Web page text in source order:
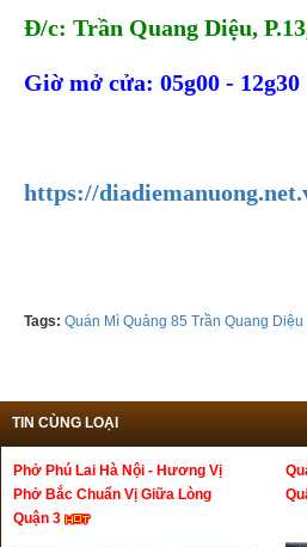
Đ/c: Trần Quang Diệu,
Giờ mở cửa: 05g00 - 12g30
https://
Tags: Quán Mì Quảng 85 Trần Quang Diệu
TIN CÙNG LOẠI
Phở Phú Lai Hà Nội - Hương Vị
Phở Bắc Chuẩn Vị Giữa Lòng
Quận 3